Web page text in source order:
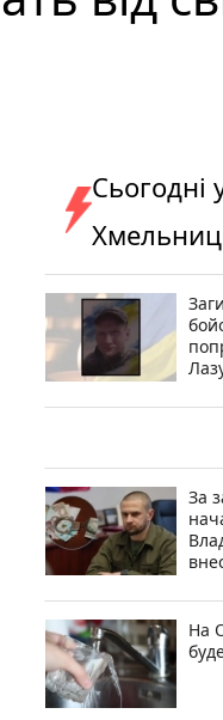
Сьогодні
За
На